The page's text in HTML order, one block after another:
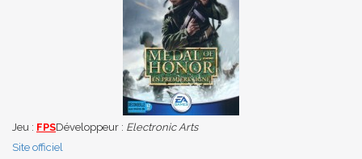
Jeu : FPSDéveloppeur : Electronic Arts
Site officiel